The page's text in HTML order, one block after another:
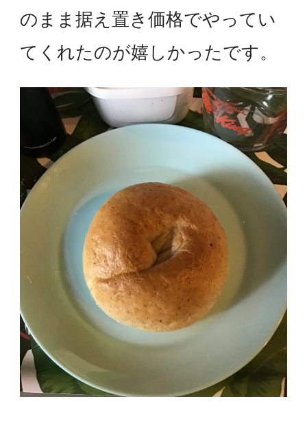
のまま据え置き価格でやってい
てくれたのが嬉しかったです。